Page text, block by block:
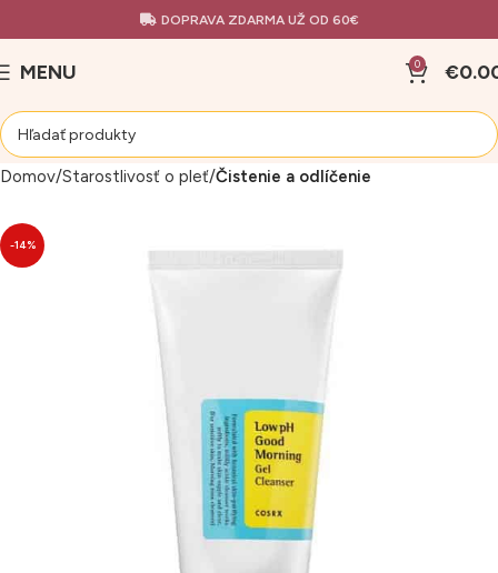
DOPRAVA ZDARMA UŽ OD 60€
MENU 0 €
Domov Starostlivosť o pleť Čistenie a odlíčenie
-14%